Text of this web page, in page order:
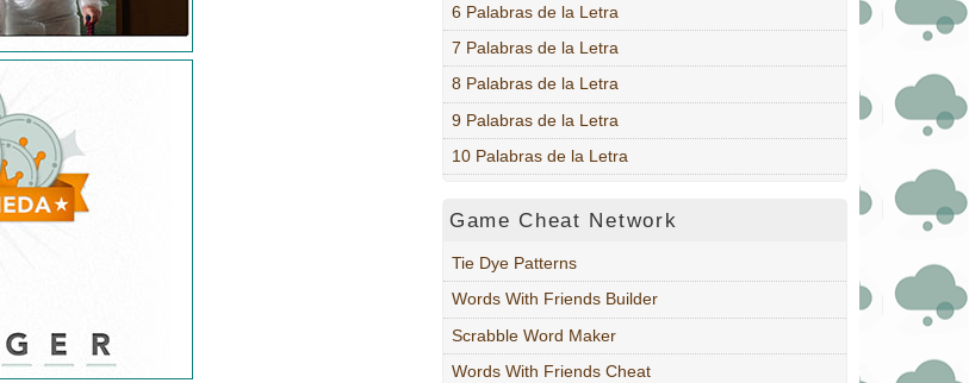
6 Palabras de la Letra
7 Palabras de la Letra
8 Palabras de la Letra
9 Palabras de la Letra
10 Palabras de la Letra
Game Cheat Network
Tie Dye Patterns
Words With Friends Builder
Scrabble Word Maker
Words With Friends Cheat